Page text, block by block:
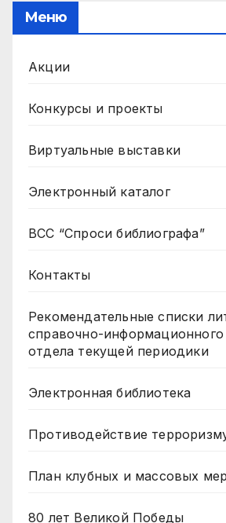
Меню
Акции
Конкурсы и проекты
Виртуальные выставки
Электронный каталог
ВСС “Спроси библиографа”
Контакты
Рекомендательные списки
справочно-
отдела текущей периодики
Электронная библиотека
Противодействие
План клубных и массовых
80 лет Великой Победы